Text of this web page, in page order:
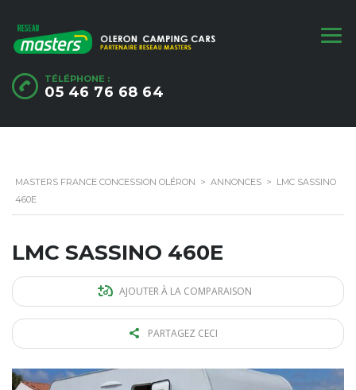
TÉLÉPHONE :
05 46 76 68 64
MASTERS FRANCE CONCESSION OLÉRON > ANNONCES > LMC SASSINO
460E
LMC SASSINO 460E
AJOUTER À LA COMPARAISON
PARTAGEZ CECI